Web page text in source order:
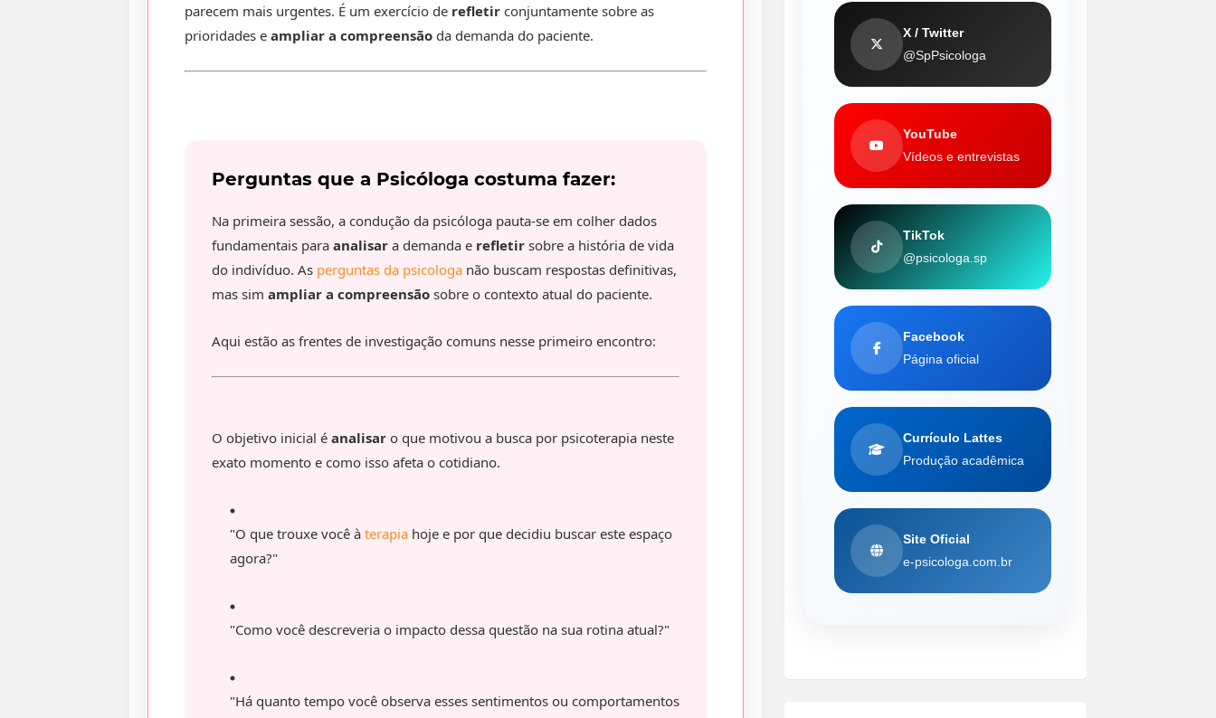
parecem mais urgentes. É um exercício de refletir conjuntamente sobre as
prioridades e ampliar a compreensão da demanda do paciente.
Perguntas que a Psicóloga costuma fazer:
Na primeira sessão, a condução da psicóloga pauta-se em colher dados
fundamentais para analisar a demanda e refletir sobre a história de vida
do indivíduo. As perguntas da psicologa não buscam respostas definitivas,
mas sim ampliar a compreensão sobre o contexto atual do paciente.
Aqui estão as frentes de investigação comuns nesse primeiro encontro:
O objetivo inicial é analisar o que motivou a busca por psicoterapia neste
exato momento e como isso afeta o cotidiano.
"O que trouxe você à terapia hoje e por que decidiu buscar este espaço
agora?"
"Como você descreveria o impacto dessa questão na sua rotina atual?"
"Há quanto tempo você observa esses sentimentos ou comportamentos
X / Twitter
@SpPsicologa
YouTube
Vídeos e entrevistas
TikTok
@psicologa.sp
Facebook
Página oficial
Currículo Lattes
Produção acadêmica
Site Oficial
e-psicologa.com.br